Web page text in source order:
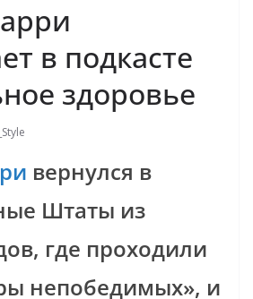
в подкасте
здоровье
вернулся в
Штаты из
где проходили
непобедимых», и